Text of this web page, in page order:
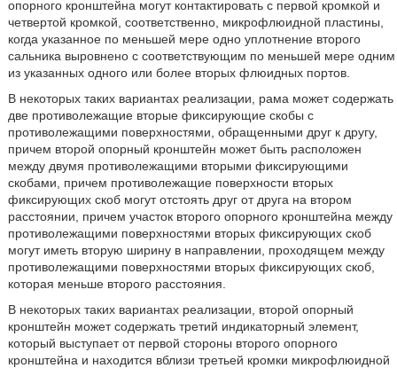
опорного кронштейна могут контактировать с первой кромкой и
четвертой кромкой, соответственно, микрофлюидной пластины,
когда указанное по меньшей мере одно уплотнение второго
сальника выровнено с соответствующим по меньшей мере одним
из указанных одного или более вторых флюидных портов.
В некоторых таких вариантах реализации, рама может содержать
две противолежащие вторые фиксирующие скобы с
противолежащими поверхностями, обращенными друг к другу,
причем второй опорный кронштейн может быть расположен
между двумя противолежащими вторыми фиксирующими
скобами, причем противолежащие поверхности вторых
фиксирующих скоб могут отстоять друг от друга на втором
расстоянии, причем участок второго опорного кронштейна между
противолежащими поверхностями вторых фиксирующих скоб
могут иметь вторую ширину в направлении, проходящем между
противолежащими поверхностями вторых фиксирующих скоб,
которая меньше второго расстояния.
В некоторых таких вариантах реализации, второй опорный
кронштейн может содержать третий индикаторный элемент,
который выступает от первой стороны второго опорного
кронштейна и находится вблизи третьей кромки микрофлюидной